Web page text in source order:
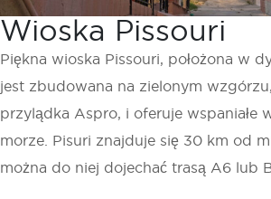
Wioska Pissouri
Piękna wioska Pissouri, położona w
jest zbudowana na zielonym
przylądka Aspro, i oferuje wspaniałe
morze. Pisuri znajduje się 30 km od
można do niej dojechać trasą A6 lub